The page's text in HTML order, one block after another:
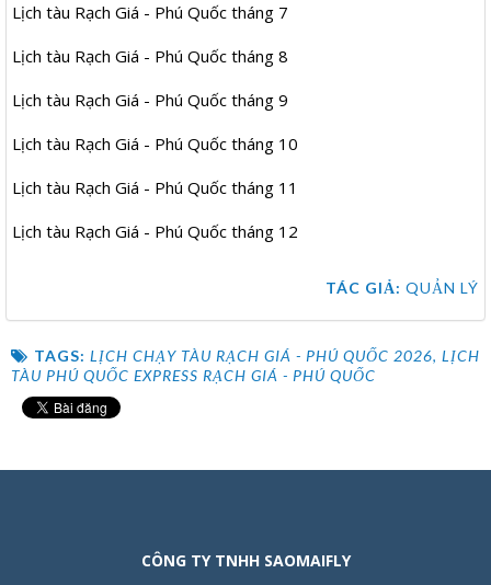
Lịch tàu Rạch Giá - Phú Quốc tháng 7
Lịch tàu Rạch Giá - Phú Quốc tháng 8
Lịch tàu Rạch Giá - Phú Quốc tháng 9
Lịch tàu Rạch Giá - Phú Quốc tháng 10
Lịch tàu Rạch Giá - Phú Quốc tháng 11
Lịch tàu Rạch Giá - Phú Quốc tháng 12
TÁC GIẢ: QUẢN LÝ
TAGS: LỊCH CHẠY TÀU RẠCH GIÁ - PHÚ QUỐC 2026, LỊCH
TÀU PHÚ QUỐC EXPRESS RẠCH GIÁ - PHÚ QUỐC
CÔNG TY TNHH SAOMAIFLY